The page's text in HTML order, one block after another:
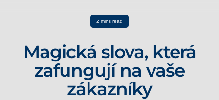
2 mins read
Magická slova, která
zafungují na vaše
zákazníky